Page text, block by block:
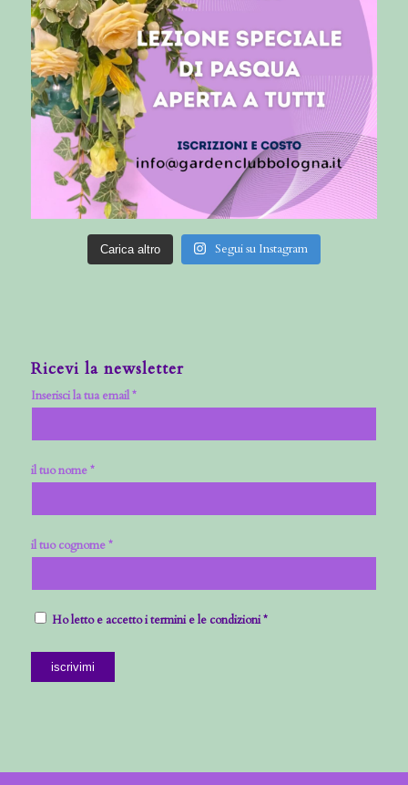
Carica altro Segui su Instagram
Ricevi la newsletter
Inserisci la tua email *
il tuo nome *
il tuo cognome *
Ho letto e accetto i termini e le condizioni *